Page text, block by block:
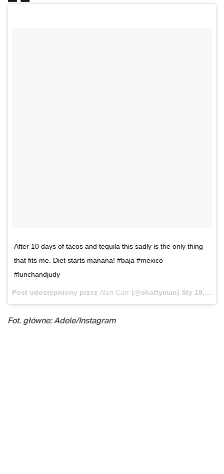
After 10 days of tacos and tequila this sadly is the only thing
that fits me. Diet starts manana! #baja #mexico
#lunchandjudy
Post udostępniony przez Alan Carr (@chattyman) Sty 19, 2018 o 10:16 PST
Fot. główne: Adele/Instagram